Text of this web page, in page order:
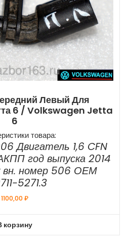
Левый Для
6 / Volkswagen Jetta
6
товара:
Двигатель 1,6 CFN
год выпуска 2014
вн. номер 506 ОЕМ
5271.3
1100,00₽
корзину